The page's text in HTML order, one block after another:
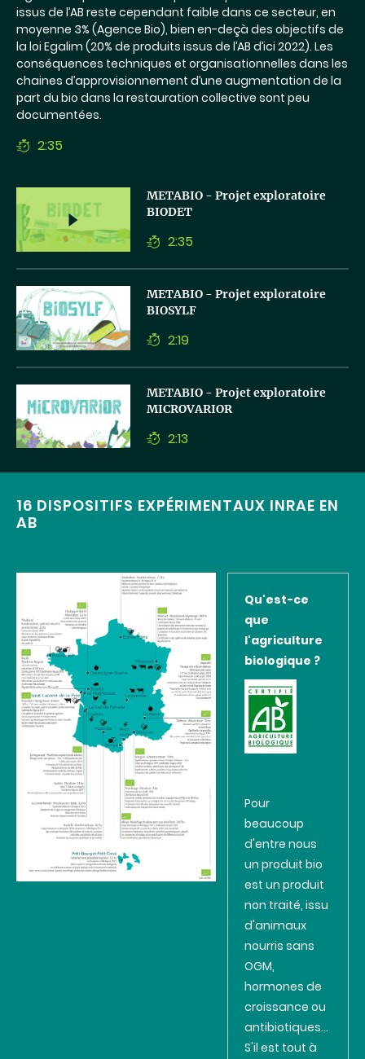
issus de l’AB reste cependant faible dans ce secteur, en
moyenne 3% (Agence Bio), bien en-deçà des objectifs de
la loi Egalim (20% de produits issus de l’AB d’ici 2022). Les
conséquences techniques et organisationnelles dans les
chaines d’approvisionnement d’une augmentation de la
part du bio dans la restauration collective sont peu
documentées.
Temps
lecture
2:35
la
vidéo
METABIO - Projet exploratoire
BIODET
Temps
de
lecture
2:35
Lancer
la
vidéo
METABIO - Projet exploratoire
BIOSYLF
Temps
de
lecture
2:19
vidéo
METABIO - Projet exploratoire
MICROVARIOR
Temps
2:13
16 DISPOSITIFS EXPÉRIMENTAUX INRAE EN
AB
Qu'est-ce
que
l'agriculture
biologique ?
Pour
beaucoup
d'entre nous
un produit bio
est un produit
non traité, issu
d'animaux
nourris sans
OGM,
hormones de
croissance ou
antibiotiques...
S'il est tout à